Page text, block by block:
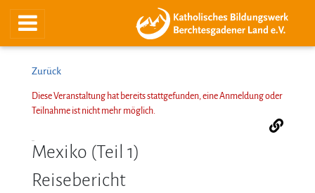
Zurück
Diese Veranstaltung hat bereits stattgefunden, eine Anmeldung oder
Teilnahme ist nicht mehr möglich.
Mexiko (Teil 1)
Reisebericht